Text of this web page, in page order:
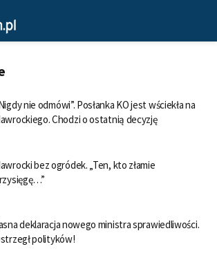
nie odmówi”. Posłanka KO jest wściekła na
Chodzi o ostatnią decyzję
bez ogródek. „Ten, kto złamie
deklaracja nowego ministra sprawiedliwości.
polityków!